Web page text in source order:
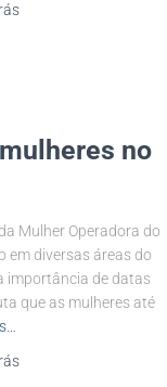
no
Mulher Operadora do
em diversas áreas do
importância de datas
que as mulheres até